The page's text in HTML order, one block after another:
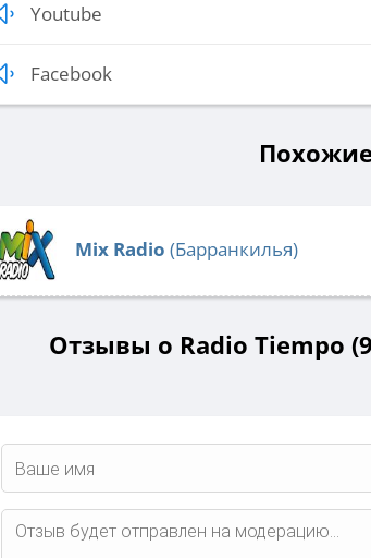
Youtube
Facebook
Mix Radio (Барранкилья)
Отзывы о Radio Tiempo